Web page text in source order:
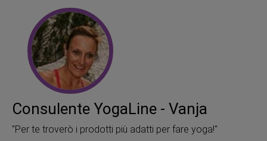
Consulente YogaLine - Vanja
"Per te troverò i prodotti più adatti per fare yoga!"